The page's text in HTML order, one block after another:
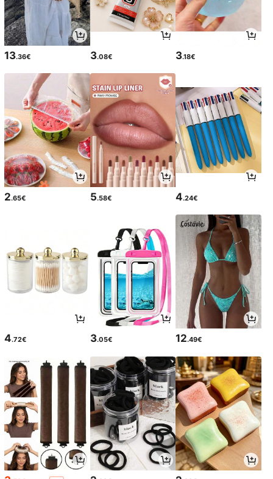
13.36€ 3.08€ 3.18€
2.65€ 5.58€ 4.24€
4.72€ 3.05€ 12.49€